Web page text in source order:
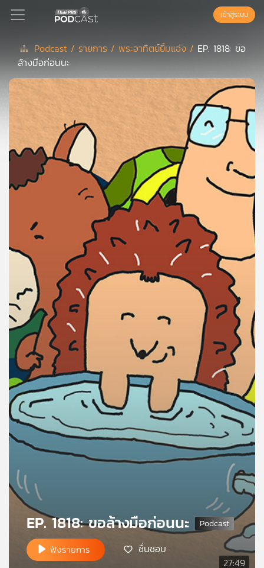
Podcast
สต์
แนะนำ
ของ
เพลง
บทความ
ข่าว
และ
กิจกรรม
เกี่ยว
กับ
เรา
เครือ
เข้าสู่ระบบ
Podcast / รายการ /พระอาทิตย์ยิ้มแฉ่ง / EP. 1818: ขอ
ล้างมือก่อนนะ
27:49
EP. 1818: ขอล้างมือก่อนนะ
ฟังรายการ ชื่นชอบ